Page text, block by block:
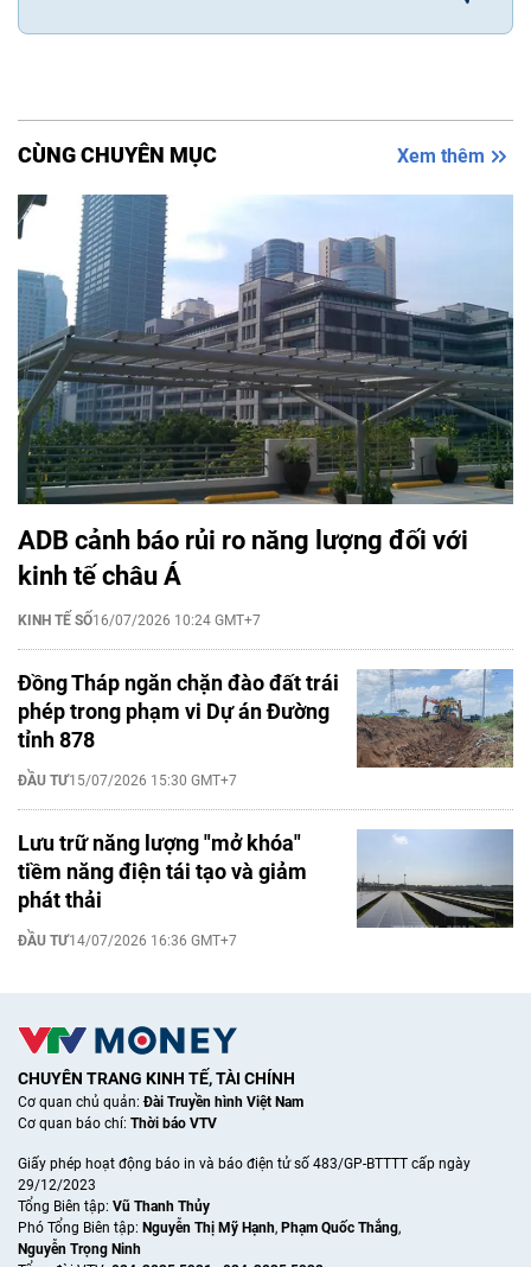
CÙNG CHUYÊN MỤC Xem thêm
ADB cảnh báo rủi ro năng lượng đối với
kinh tế châu Á
KINH TẾ SỐ16/07/2026 10:24 GMT+7
Đồng Tháp ngăn chặn đào đất trái
phép trong phạm vi Dự án Đường
tỉnh 878
ĐẦU TƯ15/07/2026 15:30 GMT+7
Lưu trữ năng lượng "mở khóa"
tiềm năng điện tái tạo và giảm
phát thải
ĐẦU TƯ14/07/2026 16:36 GMT+7
CHUYÊN TRANG KINH TẾ, TÀI CHÍNH
Cơ quan chủ quản:Đài Truyền hình Việt Nam
Cơ quan báo chí: Thời báo VTV
Giấy phép hoạt động báo in và báo điện tử số 483/GP-BTTTT cấp ngày
29/12/2023
Tổng Biên tập: Vũ Thanh Thủy
Phó Tổng Biên tập: Nguyễn Thị Mỹ Hạnh, Phạm Quốc Thắng,
Nguyễn Trọng Ninh